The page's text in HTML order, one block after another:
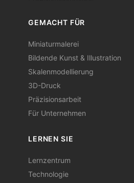
GEMACHT FÜR
Miniaturmalerei
Bildende Kunst & Illustration
Skalenmodellierung
3D-Druck
Präzisionsarbeit
Für Unternehmen
LERNEN SIE
Lernzentrum
Technologie